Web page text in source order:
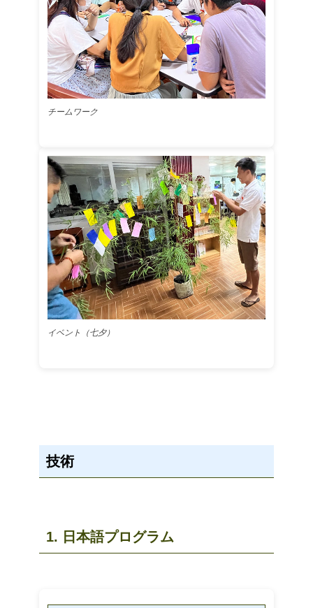
チームワーク
イベント（七夕）
技術
1. 日本語プログラム